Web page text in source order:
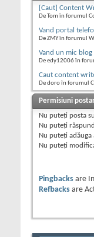
[Caut] Content
De Tom în forumul
Vand portal
De ZMY în forumul
Vand un mic
De edy12006 în
Caut content
De doro în forumul
Permisiuni
Nu puteţi posta
Nu puteţi
Nu puteţi adăuga
Nu puteţi
Pingbacks are
Refbacks are